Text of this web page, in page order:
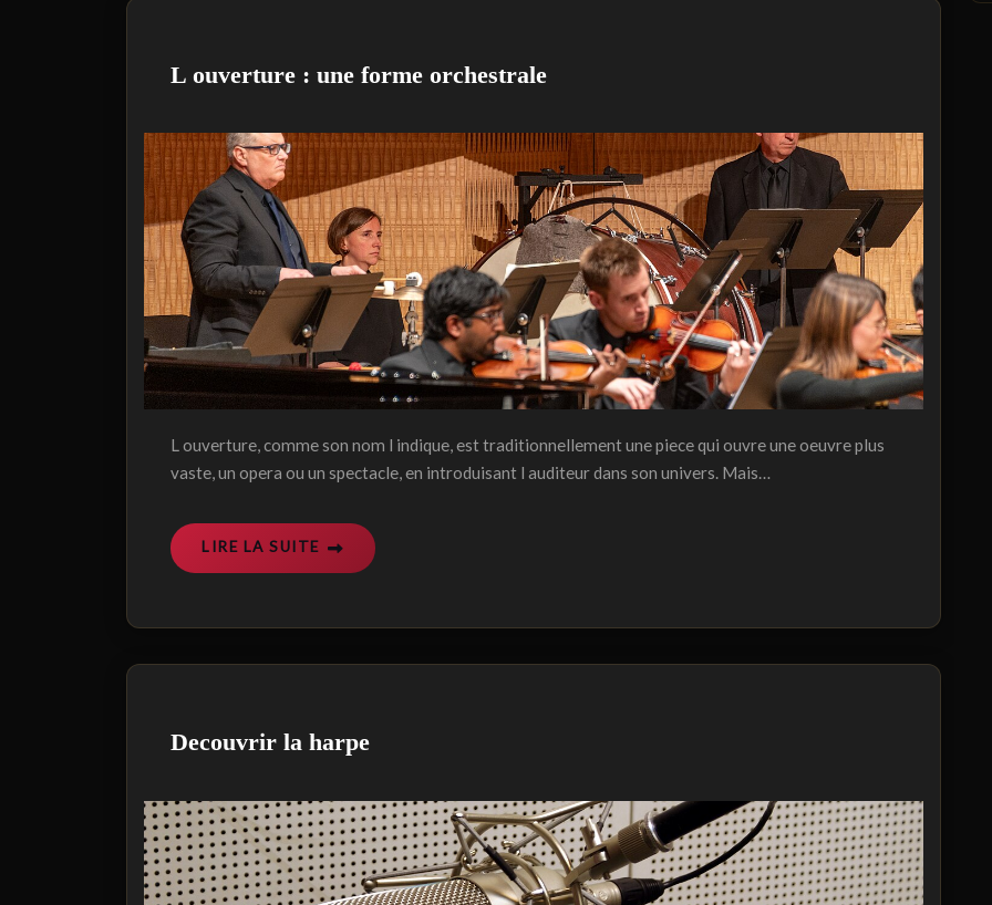
L ouverture : une forme orchestrale
L ouverture, comme son nom l indique, est traditionnellement une piece qui ouvre une oeuvre plus
vaste, un opera ou un spectacle, en introduisant l auditeur dans son univers. Mais…
LIRE LA SUITE
Decouvrir la harpe